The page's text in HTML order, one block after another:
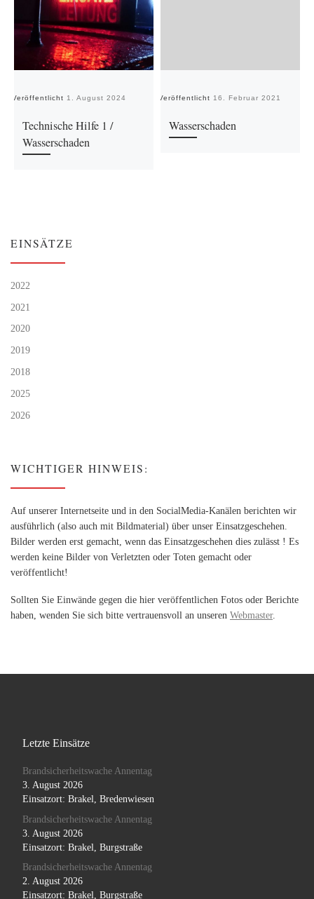
Veröffentlicht 1. August 2024
Technische Hilfe 1 /
Wasserschaden
Veröffentlicht 16. Februar 2021
Wasserschaden
EINSÄTZE
2022
2021
2020
2019
2018
2025
2026
WICHTIGER HINWEIS:
Auf unserer Internetseite und in den SocialMedia-Kanälen berichten wir
ausführlich (also auch mit Bildmaterial) über unser Einsatzgeschehen.
Bilder werden erst gemacht, wenn das Einsatzgeschehen dies zulässt ! Es
werden keine Bilder von Verletzten oder Toten gemacht oder
veröffentlicht!
Sollten Sie Einwände gegen die hier veröffentlichen Fotos oder Berichte
haben, wenden Sie sich bitte vertrauensvoll an unseren Webmaster.
Letzte Einsätze
Brandsicherheitswache Annentag
3. August 2026
Einsatzort: Brakel, Bredenwiesen
Brandsicherheitswache Annentag
3. August 2026
Einsatzort: Brakel, Burgstraße
Brandsicherheitswache Annentag
2. August 2026
Einsatzort: Brakel, Burgstraße